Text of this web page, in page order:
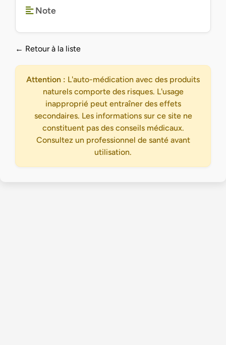
Note
← Retour à la liste
Attention : L'auto-médication avec des produits
naturels comporte des risques. L'usage
inapproprié peut entraîner des effets
secondaires. Les informations sur ce site ne
constituent pas des conseils médicaux.
Consultez un professionnel de santé avant
utilisation.